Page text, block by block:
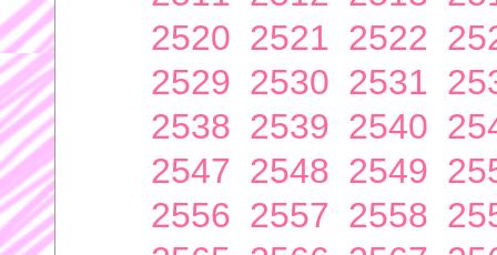
2520 2521 2522
2529 2530 2531
2538 2539 2540
2547 2548 2549
2556 2557 2558